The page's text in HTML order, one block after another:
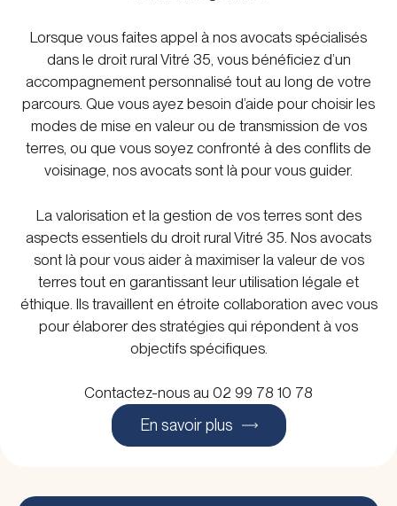
Lorsque vous faites appel à nos avocats spécialisés
dans le droit rural Vitré 35, vous bénéficiez d’un
accompagnement personnalisé tout au long de votre
parcours. Que vous ayez besoin d’aide pour choisir les
modes de mise en valeur ou de transmission de vos
terres, ou que vous soyez confronté à des conflits de
voisinage, nos avocats sont là pour vous guider.
La valorisation et la gestion de vos terres sont des
aspects essentiels du droit rural Vitré 35. Nos avocats
sont là pour vous aider à maximiser la valeur de vos
terres tout en garantissant leur utilisation légale et
éthique. Ils travaillent en étroite collaboration avec vous
pour élaborer des stratégies qui répondent à vos
objectifs spécifiques.
Contactez-nous au 02 99 78 10 78
En savoir plus